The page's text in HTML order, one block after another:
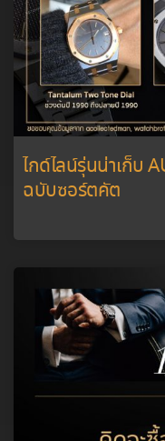
ไกด์ไลน์รุ่นน่าเก็บ
ฉบับซอร์ตคัต